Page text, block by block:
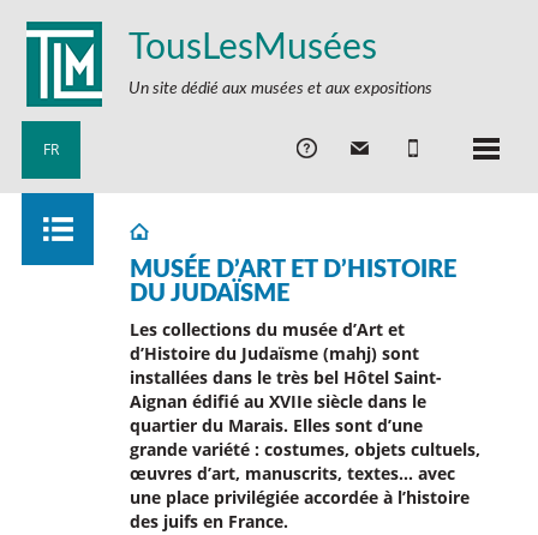
TousLesMusées
Un site dédié aux musées et aux expositions
FR
MUSÉE D’ART ET D’HISTOIRE
DU JUDAÏSME
Les collections du musée d’Art et
d’Histoire du Judaïsme (mahj) sont
installées dans le très bel Hôtel Saint-
Aignan édifié au XVIIe siècle dans le
quartier du Marais. Elles sont d’une
grande variété : costumes, objets cultuels,
œuvres d’art, manuscrits, textes… avec
une place privilégiée accordée à l’histoire
des juifs en France.